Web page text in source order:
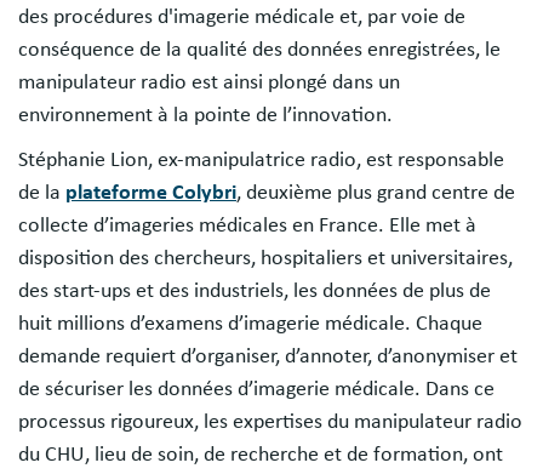
des procédures d'imagerie médicale et, par voie de
conséquence de la qualité des données enregistrées, le
manipulateur radio est ainsi plongé dans un
environnement à la pointe de l’innovation.
Stéphanie Lion, ex-manipulatrice radio, est responsable
de la plateforme Colybri, deuxième plus grand centre de
collecte d’imageries médicales en France. Elle met à
disposition des chercheurs, hospitaliers et universitaires,
des start-ups et des industriels, les données de plus de
huit millions d’examens d’imagerie médicale. Chaque
demande requiert d’organiser, d’annoter, d’anonymiser et
de sécuriser les données d’imagerie médicale. Dans ce
processus rigoureux, les expertises du manipulateur radio
du CHU, lieu de soin, de recherche et de formation, ont